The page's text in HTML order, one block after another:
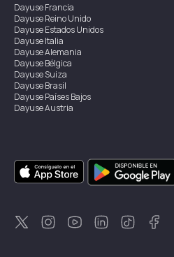
DayuseFrancia
DayuseReino Unido
DayuseEstados Unidos
DayuseItalia
DayuseAlemania
DayuseBélgica
DayuseSuiza
DayuseBrasil
DayusePaíses Bajos
DayuseAustria
DayuseSingapur
DayuseSuecia
DayuseTailandia
DayuseNueva Zelanda
DayuseTurquía